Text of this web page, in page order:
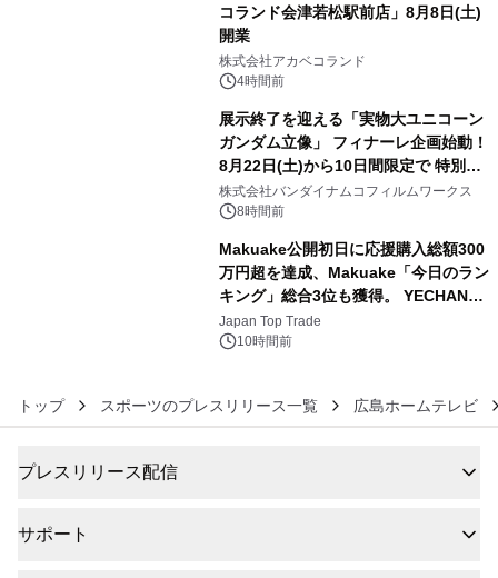
コランド会津若松駅前店」8月8日(土)
開業
株式会社アカベコランド
4時間前
展示終了を迎える「実物大ユニコーン
ガンダム立像」 フィナーレ企画始動！
8月22日(土)から10日間限定で 特別映
像『UNICORN GUNDAM Statue ―
BEYOND POSSIBILITY ―』を上映！
株式会社バンダイナムコフィルムワークス
8時間前
Makuake公開初日に応援購入総額300
万円超を達成、Makuake「今日のラン
キング」総合3位も獲得。 YECHAN音
浴シンギングボウル第2弾の大型サイ
ズ（XL・2XL・3XL）を先行販売中
Japan Top Trade
10時間前
トップ スポーツのプレスリリース一覧 広島ホームテレビ
プレスリリース配信
サポート